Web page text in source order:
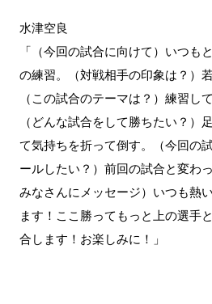
水津空良
「（今回の試合に向けて）いつも
の練習。（対戦相手の印象は？）
（この試合のテーマは？）練習し
（どんな試合をして勝ちたい？）
て気持ちを折って倒す。（今回の
ールしたい？）前回の試合と変わ
みなさんにメッセージ）いつも熱
ます！ここ勝ってもっと上の選手
合します！お楽しみに！」